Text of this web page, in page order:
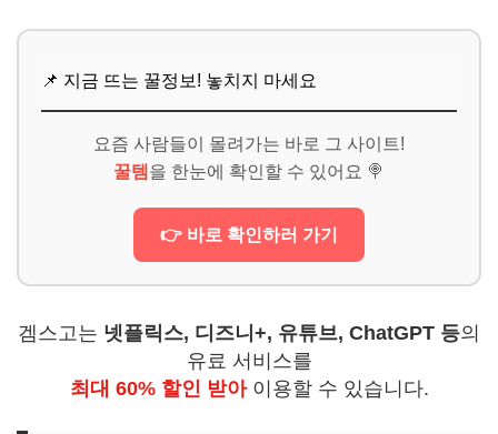
📌 지금 뜨는 꿀정보! 놓치지 마세요
요즘 사람들이 몰려가는 바로 그 사이트!
꿀템 을 한눈에 확인할 수 있어요 🍭
👉 바로 확인하러 가기
겜스고는 넷플릭스, 디즈니+, 유튜브, ChatGPT 등의
유료 서비스를
최대 60% 할인 받아이용할 수 있습니다.